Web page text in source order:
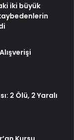
iki büyük
2 Ölü, 2 Yaralı